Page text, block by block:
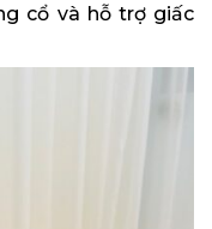
cổ và hỗ trợ giấc